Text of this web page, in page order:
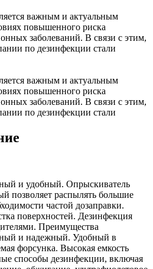
важным и актуальным
повышенного риска
заболеваний. В связи с этим,
по дезинфекции стали
важным и актуальным
повышенного риска
заболеваний. В связи с этим,
по дезинфекции стали
и удобный. Опрыскиватель
позволяет распылять большие
частой дозаправки.
поверхностей. Дезинфекция
Преимущества
и надежный. Удобный в
форсунка. Высокая емкость
способы дезинфекции, включая